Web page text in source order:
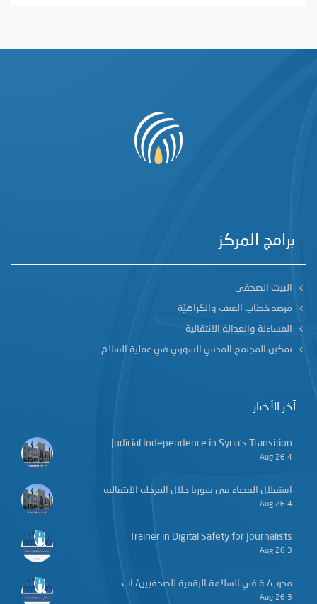
برامج المركز
البيت الصحفي
مرصد خطاب العنف والكراهيّة
المساءلة والعدالة الانتقالية
تمكين المجتمع المدني السوري في عملية السلام
آخر الأخبار
Judicial Independence in Syria’s Transition
4 Aug 26
استقلال القضاء في سوريا خلال المرحلة الانتقالية
4 Aug 26
Trainer in Digital Safety for Journalists
3 Aug 26
مدرب/ـة في السلامة الرقمية للصحفيين/ـات
3 Aug 26